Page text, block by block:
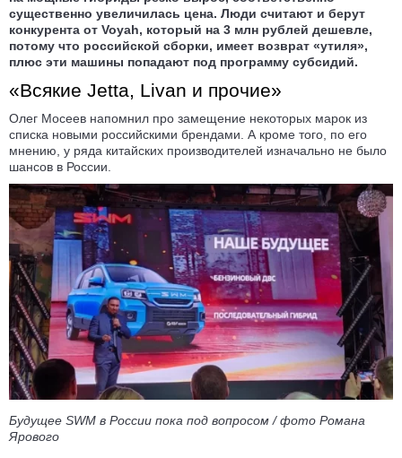
существенно увеличилась цена. Люди считают и берут
конкурента от Voyah, который на 3 млн рублей дешевле,
потому что российской сборки, имеет возврат «утиля»,
плюс эти машины попадают под программу субсидий.
«Всякие Jetta, Livan и прочие»
Олег Мосеев напомнил про замещение некоторых марок из
списка новыми российскими брендами. А кроме того, по его
мнению, у ряда китайских производителей изначально не было
шансов в России.
Будущее SWM в России пока под вопросом / фото Романа
Ярового